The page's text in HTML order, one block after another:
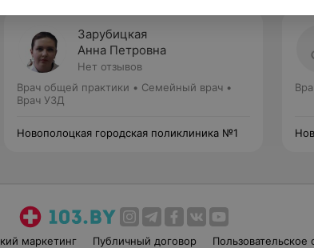
Зарубицкая
Анна Петровна
Нет отзывов
Врач общей практики • Семейный врач •
Врач УЗД
Новополоцкая городская поликлиника №1
маркетинг Публичный договор Пользовательское